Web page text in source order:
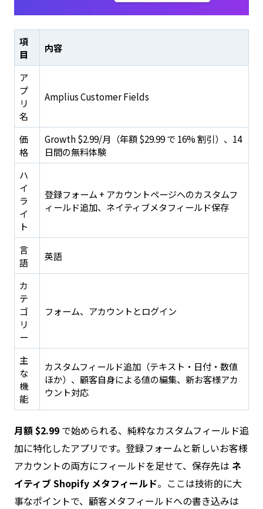
項
目
内容
ア
プ
リ
名
Amplius Customer Fields
価
格
Growth $2.99/月（年額 $29.99 で 16% 割引）、14
日間の無料体験
ハ
イ
ラ
イ
ト
登録フォーム + アカウントページへのカスタムフ
ィールド追加、ネイティブメタフィールド保存
言
語
英語
カ
テ
ゴ
リ
ー
フォーム、アカウントとログイン
主
な
機
能
カスタムフィールド追加（テキスト・日付・数値
ほか）、顧客自身による値の編集、新お客様アカ
ウント対応
月額 $2.99 で始められる、純粋なカスタムフィールド追
加に特化したアプリです。登録フォームと新しいお客様
アカウントの両方にフィールドを足せて、保存先は ネ
イティブ Shopify メタフィールド。ここは技術的に大
事なポイントで、顧客メタフィールドへの書き込みは